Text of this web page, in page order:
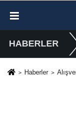
HABERLER
Haberler